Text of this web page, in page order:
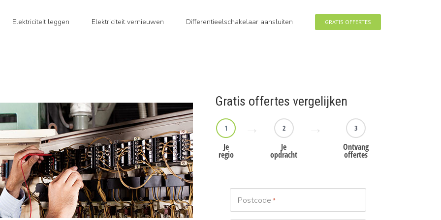
Elektriciteit leggen Elektriciteit vernieuwen Differentieelschakelaar aansluiten GRATIS OFFERTES
Gratis offertes vergelijken
1
Je
regio
2
Je
opdracht
3
Ontvang
offertes
Postcode *